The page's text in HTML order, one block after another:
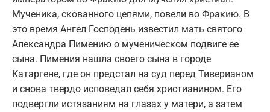
Мученика, скованного цепями, повели во Фракию. В
это время Ангел Господень известил мать святого
Александра Пимению о мученическом подвиге ее
сына. Пимения нашла своего сына в городе
Катаргене, где он предстал на суд перед Тиверианом
и снова твердо исповедал себя христианином. Его
подвергли истязаниям на глазах у матери, а затем